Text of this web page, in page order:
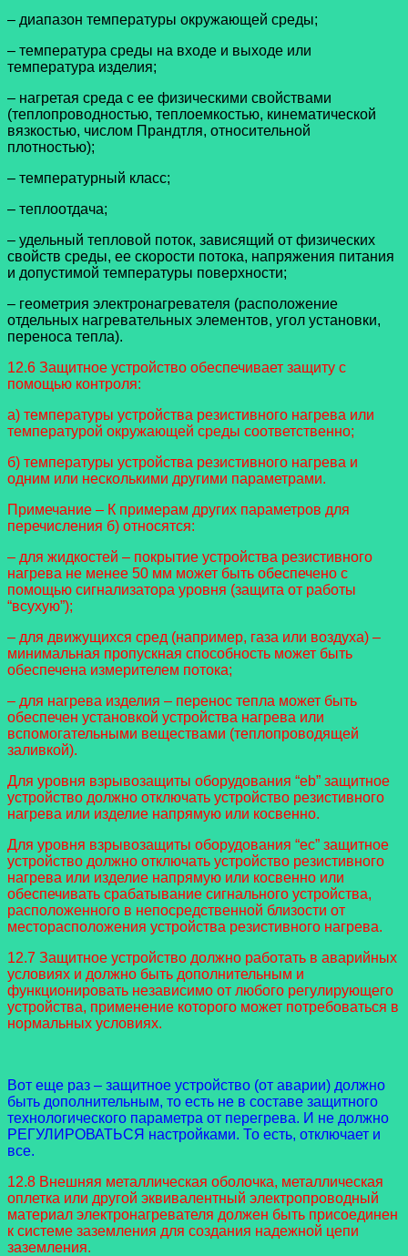
– диапазон температуры окружающей среды;
– температура среды на входе и выходе или
температура изделия;
– нагретая среда с ее физическими свойствами
(теплопроводностью, теплоемкостью, кинематической
вязкостью, числом Прандтля, относительной
плотностью);
– температурный класс;
– теплоотдача;
– удельный тепловой поток, зависящий от физических
свойств среды, ее скорости потока, напряжения питания
и допустимой температуры поверхности;
– геометрия электронагревателя (расположение
отдельных нагревательных элементов, угол установки,
переноса тепла).
12.6 Защитное устройство обеспечивает защиту с
помощью контроля:
а) температуры устройства резистивного нагрева или
температурой окружающей среды соответственно;
б) температуры устройства резистивного нагрева и
одним или несколькими другими параметрами.
Примечание – К примерам других параметров для
перечисления б) относятся:
– для жидкостей – покрытие устройства резистивного
нагрева не менее 50 мм может быть обеспечено с
помощью сигнализатора уровня (защита от работы
“всухую”);
– для движущихся сред (например, газа или воздуха) –
минимальная пропускная способность может быть
обеспечена измерителем потока;
– для нагрева изделия – перенос тепла может быть
обеспечен установкой устройства нагрева или
вспомогательными веществами (теплопроводящей
заливкой).
Для уровня взрывозащиты оборудования “eb” защитное
устройство должно отключать устройство резистивного
нагрева или изделие напрямую или косвенно.
Для уровня взрывозащиты оборудования “ec” защитное
устройство должно отключать устройство резистивного
нагрева или изделие напрямую или косвенно или
обеспечивать срабатывание сигнального устройства,
расположенного в непосредственной близости от
месторасположения устройства резистивного нагрева.
12.7 Защитное устройство должно работать в аварийных
условиях и должно быть дополнительным и
функционировать независимо от любого регулирующего
устройства, применение которого может потребоваться в
нормальных условиях.
Вот еще раз – защитное устройство (от аварии) должно
быть дополнительным, то есть не в составе защитного
технологического параметра от перегрева. И не должно
РЕГУЛИРОВАТЬСЯ настройками. То есть, отключает и
все.
12.8 Внешняя металлическая оболочка, металлическая
оплетка или другой эквивалентный электропроводный
материал электронагревателя должен быть присоединен
к системе заземления для создания надежной цепи
заземления.